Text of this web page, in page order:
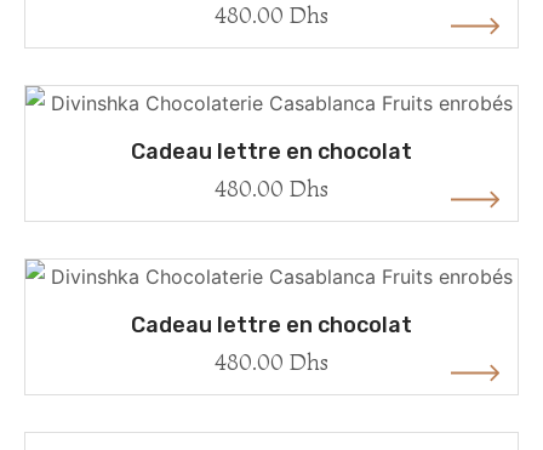
480.00 Dhs
Cadeau lettre en chocolat
480.00 Dhs
Cadeau lettre en chocolat
480.00 Dhs